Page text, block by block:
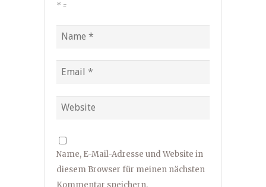
* =
Name, E-Mail-Adresse und Website in
diesem Browser für meinen nächsten